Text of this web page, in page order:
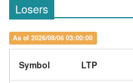
Losers
As of 2026/08/06 03:00:00
Symbol LTP